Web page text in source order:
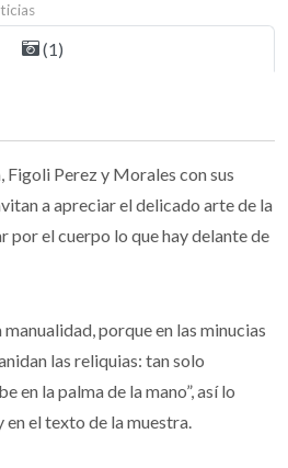
(1)
Figoli Perez y Morales con sus
a apreciar el delicado arte de la
por el cuerpo lo que hay delante de
porque en las minucias
las reliquias: tan solo
en la palma de la mano”, así lo
el texto de la muestra.